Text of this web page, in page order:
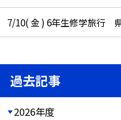
7/10( 金 ) 6年生修学旅行 県
過去記事
2026年度